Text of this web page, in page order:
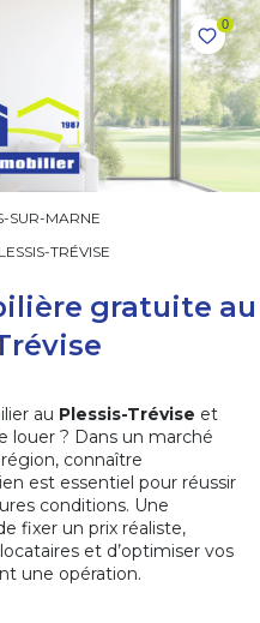
0
SUR-MARNE
TRÉVISE
gratuite au
au Plessis-Trévise et
louer ? Dans un marché
connaître
est essentiel pour réussir
conditions. Une
fixer un prix réaliste,
et d’optimiser vos
une opération.